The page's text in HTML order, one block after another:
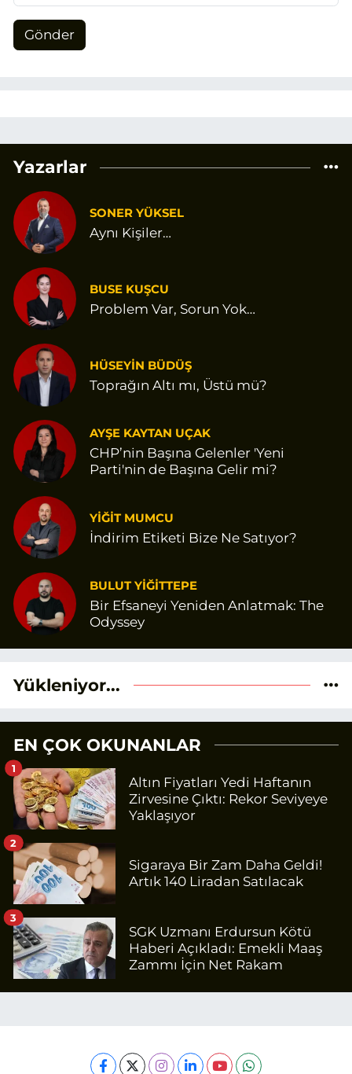
Gönder
Yazarlar
SONER YÜKSEL
Aynı Kişiler…
BUSE KUŞCU
Problem Var, Sorun Yok…
HÜSEYİN BÜDÜŞ
Toprağın Altı mı, Üstü mü?
AYŞE KAYTAN UÇAK
CHP’nin Başına Gelenler 'Yeni
Parti'nin de Başına Gelir mi?
YİĞİT MUMCU
İndirim Etiketi Bize Ne Satıyor?
BULUT YİĞİTTEPE
Bir Efsaneyi Yeniden Anlatmak: The
Odyssey
Yükleniyor...
EN ÇOK OKUNANLAR
Altın Fiyatları Yedi Haftanın
Zirvesine Çıktı: Rekor Seviyeye
Yaklaşıyor
1
Sigaraya Bir Zam Daha Geldi!
Artık 140 Liradan Satılacak
2
SGK Uzmanı Erdursun Kötü
Haberi Açıkladı: Emekli Maaş
Zammı İçin Net Rakam
3